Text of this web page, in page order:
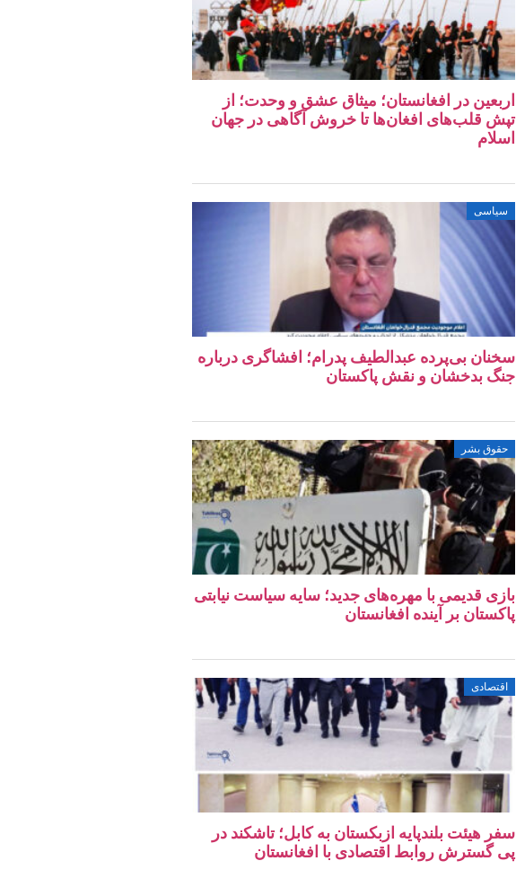
اربعین در افغانستان؛ میثاق عشق و وحدت؛ از
تپش‌ قلب‌های افغان‌ها تا خروش آگاهی در جهان
اسلام
سیاسی
سخنان بی‌پرده عبدالطیف پدرام؛ افشاگری درباره
جنگ بدخشان و نقش پاکستان
حقوق بشر
بازی قدیمی با مهره‌های جدید؛ سایه سیاست نیابتی
پاکستان بر آینده افغانستان
اقتصادی
سفر هیئت بلندپایه ازبکستان به کابل؛ تاشکند در
پی گسترش روابط اقتصادی با افغانستان